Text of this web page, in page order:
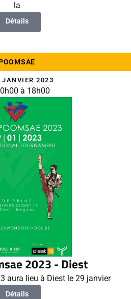
la
Détails
JANVIER 2023
à 18h00
2023 - Diest
aura lieu à Diest le 29 janvier
Détails